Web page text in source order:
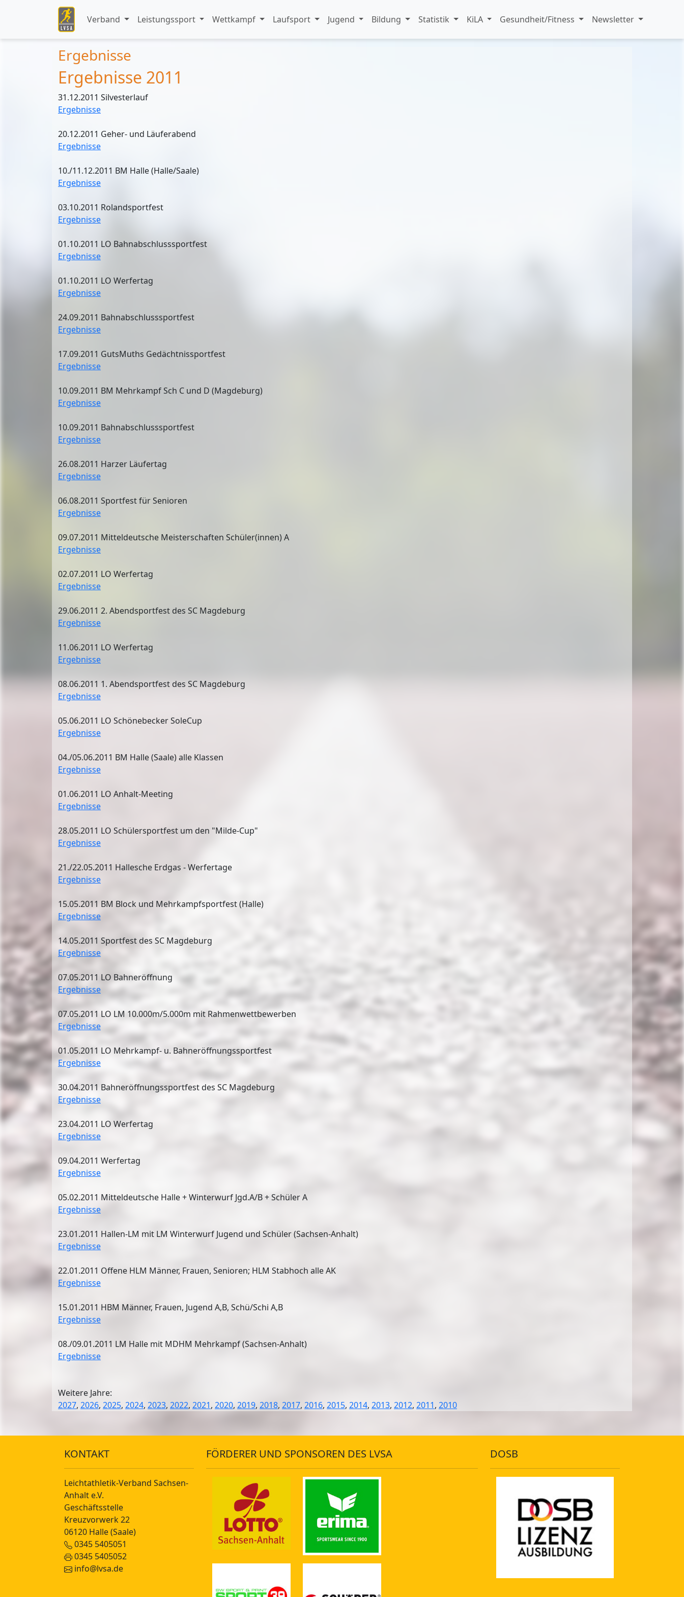
Verband Leistungssport Wettkampf Laufsport Jugend Bildung Statistik KiLA Gesundheit/Fitness Newsletter
Ergebnisse
Ergebnisse 2011
31.12.2011 Silvesterlauf
Ergebnisse
20.12.2011 Geher- und Läuferabend
Ergebnisse
10./11.12.2011 BM Halle (Halle/Saale)
Ergebnisse
03.10.2011 Rolandsportfest
Ergebnisse
01.10.2011 LO Bahnabschlusssportfest
Ergebnisse
01.10.2011 LO Werfertag
Ergebnisse
24.09.2011 Bahnabschlusssportfest
Ergebnisse
17.09.2011 GutsMuths Gedächtnissportfest
Ergebnisse
10.09.2011 BM Mehrkampf Sch C und D (Magdeburg)
Ergebnisse
10.09.2011 Bahnabschlusssportfest
Ergebnisse
26.08.2011 Harzer Läufertag
Ergebnisse
06.08.2011 Sportfest für Senioren
Ergebnisse
09.07.2011 Mitteldeutsche Meisterschaften Schüler(innen) A
Ergebnisse
02.07.2011 LO Werfertag
Ergebnisse
29.06.2011 2. Abendsportfest des SC Magdeburg
Ergebnisse
11.06.2011 LO Werfertag
Ergebnisse
08.06.2011 1. Abendsportfest des SC Magdeburg
Ergebnisse
05.06.2011 LO Schönebecker SoleCup
Ergebnisse
04./05.06.2011 BM Halle (Saale) alle Klassen
Ergebnisse
01.06.2011 LO Anhalt-Meeting
Ergebnisse
28.05.2011 LO Schülersportfest um den "Milde-Cup"
Ergebnisse
21./22.05.2011 Hallesche Erdgas - Werfertage
Ergebnisse
15.05.2011 BM Block und Mehrkampfsportfest (Halle)
Ergebnisse
14.05.2011 Sportfest des SC Magdeburg
Ergebnisse
07.05.2011 LO Bahneröffnung
Ergebnisse
07.05.2011 LO LM 10.000m/5.000m mit Rahmenwettbewerben
Ergebnisse
01.05.2011 LO Mehrkampf- u. Bahneröffnungssportfest
Ergebnisse
30.04.2011 Bahneröffnungssportfest des SC Magdeburg
Ergebnisse
23.04.2011 LO Werfertag
Ergebnisse
09.04.2011 Werfertag
Ergebnisse
05.02.2011 Mitteldeutsche Halle + Winterwurf Jgd.A/B + Schüler A
Ergebnisse
23.01.2011 Hallen-LM mit LM Winterwurf Jugend und Schüler (Sachsen-Anhalt)
Ergebnisse
22.01.2011 Offene HLM Männer, Frauen, Senioren; HLM Stabhoch alle AK
Ergebnisse
15.01.2011 HBM Männer, Frauen, Jugend A,B, Schü/Schi A,B
Ergebnisse
08./09.01.2011 LM Halle mit MDHM Mehrkampf (Sachsen-Anhalt)
Ergebnisse
Weitere Jahre:
2027, 2026, 2025, 2024, 2023, 2022, 2021, 2020, 2019, 2018, 2017, 2016, 2015, 2014, 2013, 2012, 2011, 2010
KONTAKT
Leichtathletik-Verband Sachsen-
Anhalt e.V.
Geschäftsstelle
Kreuzvorwerk 22
06120 Halle (Saale)
0345 5405051
0345 5405052
info@lvsa.de
FÖRDERER UND SPONSOREN DES LVSA DOSB